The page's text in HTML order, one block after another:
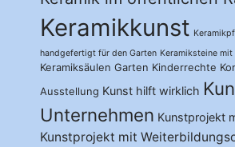
Keramikkunst
handgefertigt für den Garten Keramiksteine mit
Keramiksäulen Garten Kinderrechte
Ausstellung Kunst hilft wirklich
Unternehmen Kunstprojekt
Kunstprojekt mit